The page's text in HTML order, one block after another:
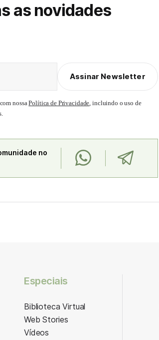
as novidades
Assinar Newsletter
nossaPolítica de Privacidade, incluindo o uso de
no
Especiais
Biblioteca Virtual
Web Stories
Vídeos